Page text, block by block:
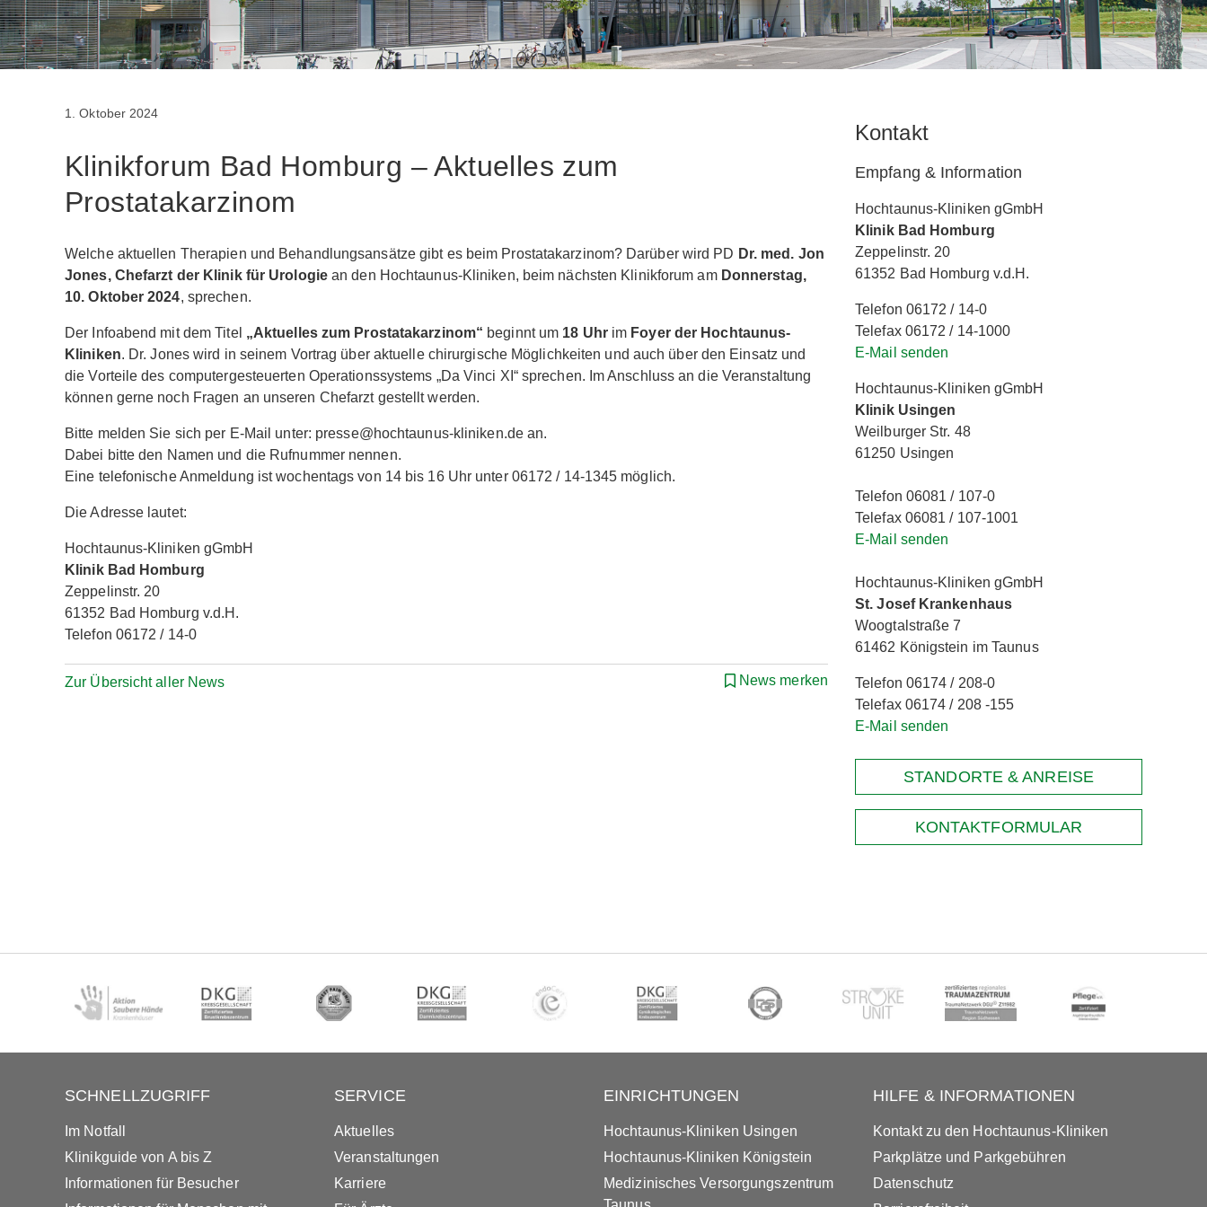
1. Oktober 2024
Klinikforum Bad Homburg – Aktuelles zum
Prostatakarzinom
Welche aktuellen Therapien und Behandlungsansätze gibt es beim Prostatakarzinom? Darüber wird PD Dr. med. Jon
Jones, Chefarzt der Klinik für Urologiean den Hochtaunus-Kliniken, beim nächsten Klinikforum am Donnerstag,
10. Oktober 2024, sprechen.
Der Infoabend mit dem Titel „Aktuelles zum Prostatakarzinom“ beginnt um 18 Uhrim Foyer der Hochtaunus-
Kliniken. Dr. Jones wird in seinem Vortrag über aktuelle chirurgische Möglichkeiten und auch über den Einsatz und
die Vorteile des computergesteuerten Operationssystems „Da Vinci XI“ sprechen. Im Anschluss an die Veranstaltung
können gerne noch Fragen an unseren Chefarzt gestellt werden.
Bitte melden Sie sich per E-Mail unter: presse@hochtaunus-kliniken.de an.
Dabei bitte den Namen und die Rufnummer nennen.
Eine telefonische Anmeldung ist wochentags von 14 bis 16 Uhr unter 06172 / 14-1345 möglich.
Die Adresse lautet:
Hochtaunus-Kliniken gGmbH
Klinik Bad Homburg
Zeppelinstr. 20
61352 Bad Homburg v.d.H.
Telefon 06172 / 14-0
Zur Übersicht aller News News merken
Kontakt
Empfang & Information
Hochtaunus-Kliniken gGmbH
Klinik Bad Homburg
Zeppelinstr. 20
61352 Bad Homburg v.d.H.
Telefon 06172 / 14-0
Telefax 06172 / 14-1000
E-Mail senden
Hochtaunus-Kliniken gGmbH
Klinik Usingen
Weilburger Str. 48
61250 Usingen
Telefon 06081 / 107-0
Telefax 06081 / 107-1001
E-Mail senden
Hochtaunus-Kliniken gGmbH
St. Josef Krankenhaus
Woogtalstraße 7
61462 Königstein im Taunus
Telefon 06174 / 208-0
Telefax 06174 / 208 -155
E-Mail senden
STANDORTE & ANREISE
KONTAKTFORMULAR
SCHNELLZUGRIFF
Im Notfall
Klinikguide von A bis Z
Informationen für Besucher
SERVICE
Aktuelles
Veranstaltungen
Karriere
EINRICHTUNGEN
Hochtaunus-Kliniken Usingen
Hochtaunus-Kliniken Königstein
Medizinisches Versorgungszentrum
HILFE & INFORMATIONEN
Kontakt zu den Hochtaunus-Kliniken
Parkplätze und Parkgebühren
Datenschutz